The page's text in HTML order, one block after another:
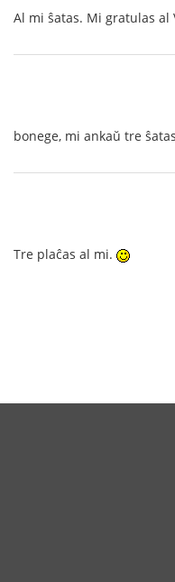
Al mi ŝatas. Mi gratulas
bonege, mi ankaŭ tre
Tre plaĉas al mi.